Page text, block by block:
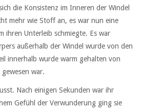
die Konsistenz im Inneren der Windel
mehr wie Stoff an, es war nun eine
ihren Unterleib schmiegte. Es war
außerhalb der Windel wurde von den
innerhalb wurde warm gehalten von
war.
Nach einigen Sekunden war ihr
Gefühl der Verwunderung ging sie